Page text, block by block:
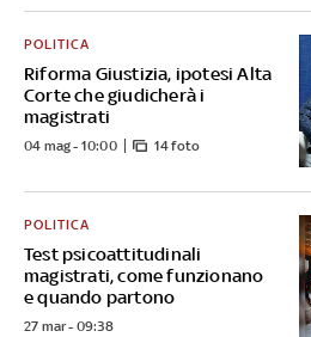
Riforma Giustizia, ipotesi Alta
Corte che giudicherà i
magistrati
POLITICA
04 mag - 10:00 14 foto
Test psicoattitudinali
magistrati, come funzionano
e quando partono
POLITICA
27 mar - 09:38